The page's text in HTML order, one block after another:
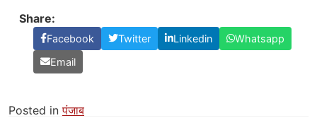
Share:
Facebook Twitter Linkedin
Whatsapp
Email
Posted inपंजाब